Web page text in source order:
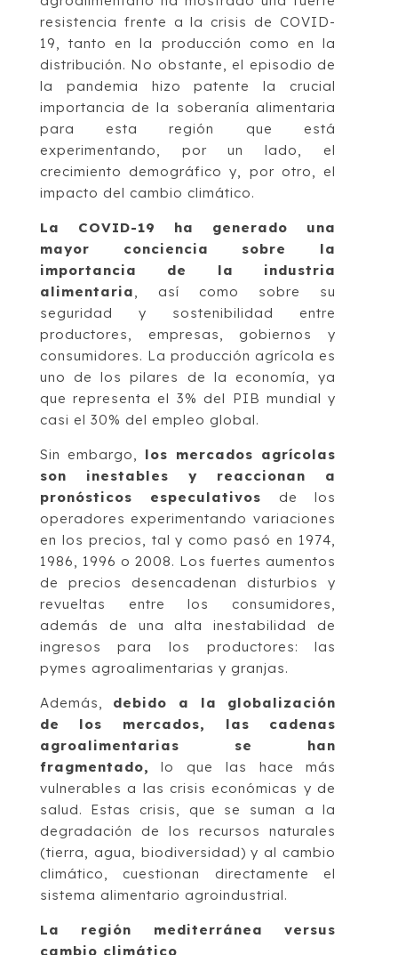
resistencia frente a la crisis de COVID-
19, tanto en la producción como en la
distribución. No obstante, el episodio de
la pandemia hizo patente la crucial
importancia de la soberanía alimentaria
para esta región que está
experimentando, por un lado, el
crecimiento demográfico y, por otro, el
impacto del cambio climático.
La COVID-19 ha generado una
mayor conciencia sobre la
importancia de la industria
alimentaria, así como sobre su
seguridad y sostenibilidad entre
productores, empresas, gobiernos y
consumidores. La producción agrícola es
uno de los pilares de la economía, ya
que representa el 3% del PIB mundial y
casi el 30% del empleo global.
Sin embargo, los mercados agrícolas
son inestables y reaccionan a
pronósticos especulativos de los
operadores experimentando variaciones
en los precios, tal y como pasó en 1974,
1986, 1996 o 2008. Los fuertes aumentos
de precios desencadenan disturbios y
revueltas entre los consumidores,
además de una alta inestabilidad de
ingresos para los productores: las
pymes agroalimentarias y granjas.
Además, debido a la globalización
de los mercados, las cadenas
agroalimentarias se han
fragmentado, lo que las hace más
vulnerables a las crisis económicas y de
salud. Estas crisis, que se suman a la
degradación de los recursos naturales
(tierra, agua, biodiversidad) y al cambio
climático, cuestionan directamente el
sistema alimentario agroindustrial.
La región mediterránea versus
cambio climático